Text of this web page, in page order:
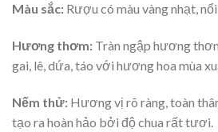
Màu sắc: Rượu có màu vàng nhạt,
Hương thơm: Tràn ngập hương
gai, lê, dứa, táo với hương hoa mùa
Nếm thử: Hương vị rõ ràng, toàn
tạo ra hoàn hảo bởi độ chua rất tươi.